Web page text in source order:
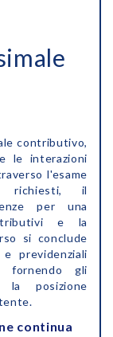
contributivo,
le interazioni
l'esame
richiesti, il
per una
e la
si conclude
previdenziali
fornendo gli
la posizione
continua